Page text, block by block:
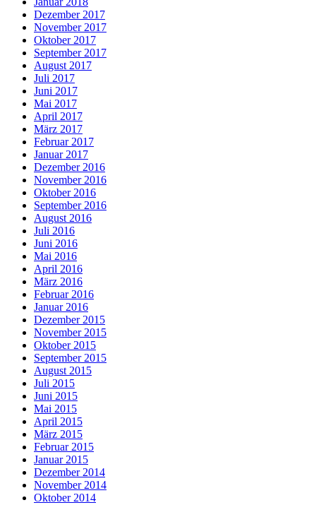
Dezember 2017
November 2017
Oktober 2017
September 2017
August 2017
Juli 2017
Juni 2017
Mai 2017
April 2017
März 2017
Februar 2017
Januar 2017
Dezember 2016
November 2016
Oktober 2016
September 2016
August 2016
Juli 2016
Juni 2016
Mai 2016
April 2016
März 2016
Februar 2016
Januar 2016
Dezember 2015
November 2015
Oktober 2015
September 2015
August 2015
Juli 2015
Juni 2015
Mai 2015
April 2015
März 2015
Februar 2015
Januar 2015
Dezember 2014
November 2014
Oktober 2014